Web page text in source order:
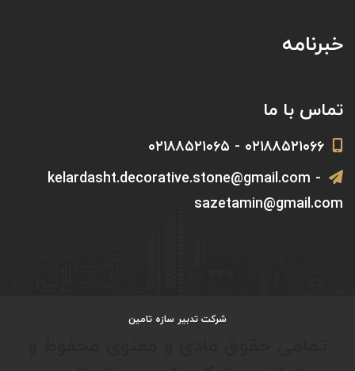
خبرنامه
تماس با ما
۰۲۱۸۸۵۲۱۰۶۶ - ۰۲۱۸۸۵۲۱۰۶۵
kelardasht.decorative.stone@gmail.com -
sazetamin@gmail.com
شرکت تدبیر سازه تامین